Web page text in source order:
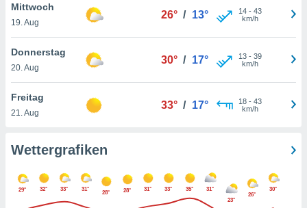
können
von
und
klicken.
und
Mittwoch
19. Aug
26° / 13° 14- 43
km/h
Donnerstag
20. Aug
30° / 17° 13- 39
km/h
Freitag
21. Aug
33° / 17° 18- 43
km/h
Wettergrafiken
29° 32° 33° 31°
28° 28° 31° 33° 35°
31°
23°
26°
30°